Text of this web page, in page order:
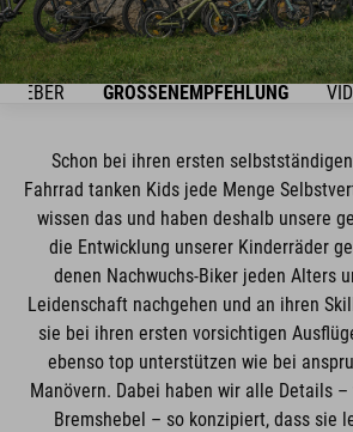
GRÖSSENEMPFEHLUNG
Schon bei ihren ersten
Fahrrad tanken Kids jede Menge
wissen das und haben deshalb unsere
die Entwicklung unserer Kinderräder
denen Nachwuchs-Biker jeden Alters
Leidenschaft nachgehen und an ihren
sie bei ihren ersten vorsichtigen
ebenso top unterstützen wie bei
Manövern. Dabei haben wir alle Details
Bremshebel – so konzipiert, dass sie